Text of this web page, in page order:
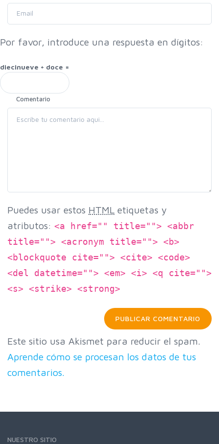
Por favor, introduce una respuesta en dígitos:
diecinueve + doce =
Comentario
Puedes usar estos HTML etiquetas y
atributos: <a href="" title=""> <abbr
title=""> <acronym title=""> <b>
<blockquote cite=""> <cite> <code>
<del datetime=""> <em> <i> <q cite="">
<s> <strike> <strong>
Este sitio usa Akismet para reducir el spam.
Aprende cómo se procesan los datos de tus
comentarios.
NUESTRO SITIO